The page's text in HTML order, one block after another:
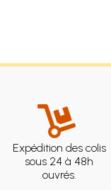
Expédition des colis
sous 24 à 48h
ouvrés.